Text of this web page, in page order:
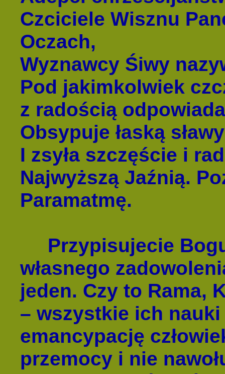
Czciciele Wisznu
Oczach,
Wyznawcy Śiwy
Pod jakimkolwiek
z radością
Obsypuje łaską
I zsyła szczęście i
Najwyższą Jaźnią.
Paramatmę.
Przypisujecie
własnego
jeden. Czy to Rama,
– wszystkie ich nauki
emancypację
przemocy i nie